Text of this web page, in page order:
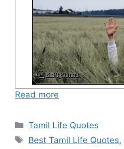
Read more
Categories
Tamil Life Quotes
Tags
Best Tamil Life Quotes,